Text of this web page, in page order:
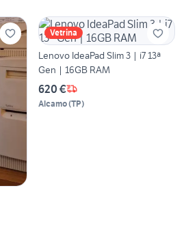
Vetrina
Lenovo IdeaPad Slim 3 | i7 13ª
Gen | 16GB RAM
620 €
Alcamo(TP)